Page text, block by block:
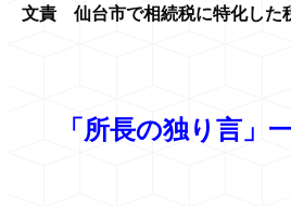
文責 仙台市で相続税に特化した
「所長の独り言」